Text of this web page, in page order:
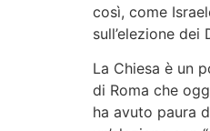
così, come
sull’elezione
La Chiesa è un
di Roma che
ha avuto paura